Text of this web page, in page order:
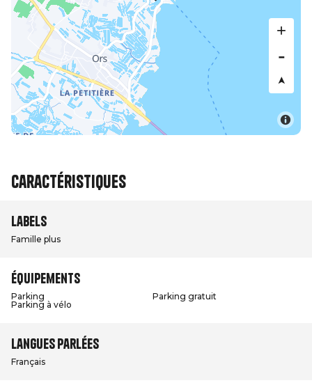
Caractéristiques
Labels
Famille plus
Équipements
Parking
Parking gratuit
Parking à vélo
Langues parlées
Français